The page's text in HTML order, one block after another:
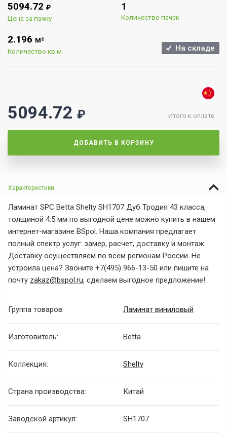
5094.72 ₽
Цена за пачку
1
Количество пачек
2.196 М²
Количество кв.м. На складе
Итого к оплате
5094.72 ₽
ДОБАВИТЬ В КОРЗИНУ
Характеристики
Ламинат SPC Betta Shelty SH1707 Дуб Тродия 43 класса,
толщиной 4.5 мм по выгодной цене можно купить в нашем
интернет-магазине BSpol. Наша компания предлагает
полный спектр услуг: замер, расчет, доставку и монтаж.
Доставку осуществляем по всем регионам России. Не
устроила цена? Звоните +7(495) 966-13-50 или пишите на
почту zakaz@bspol.ru, сделаем выгодное предложение!
Группа товаров: Ламинат виниловый
Изготовитель: Betta
Коллекция: Shelty
Страна производства: Китай
Заводской артикул: SH1707